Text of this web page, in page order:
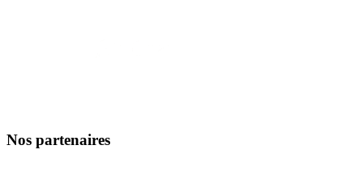
Nos partenaires